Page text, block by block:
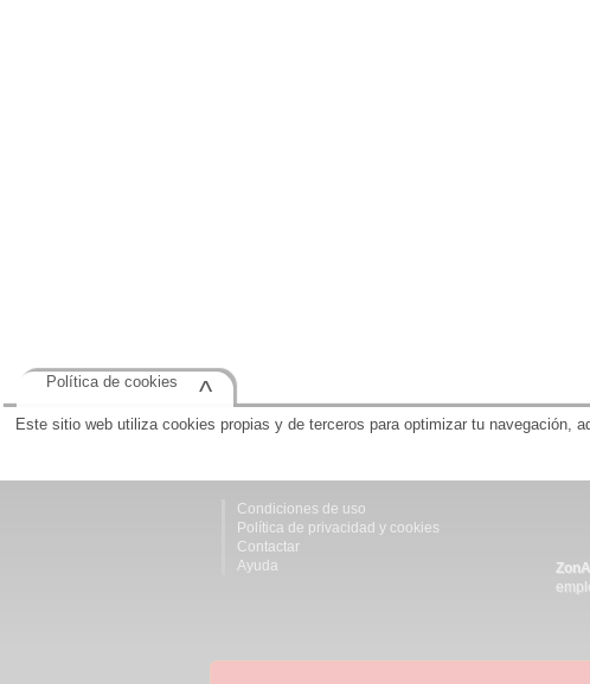
Condiciones de uso
Política de privacidad y cookies
Contactar
Ayuda
Este sitio web utiliza cookies propias y de terceros para optimizar tu navegación,
Política de cookies ^